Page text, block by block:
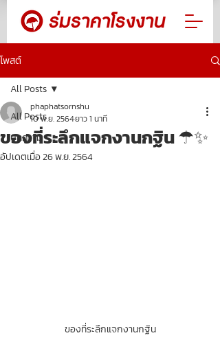
โพสต์
All Posts
บทความ
All Posts
ของที่ระลึกแจกงานกฐิน ☂✨
phaphatsornshu
10 พ.ย. 2564ยาว 1 นาที
อัปเดตเมื่อ26 พ.ย. 2564
ของที่ระลึกแจกงานกฐิน